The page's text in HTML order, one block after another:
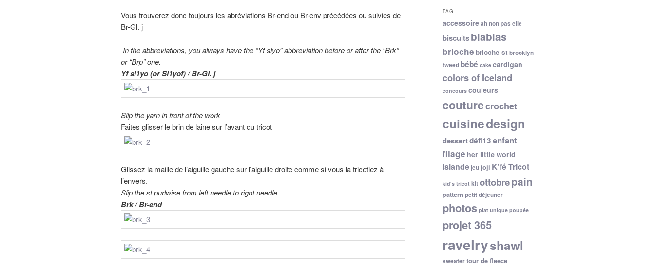
Vous trouverez donc toujours les abréviations Br-end ou Br-env précédées ou suivies de
Br-Gl. j
In the abbreviations, you always have the “Yf slyo” abbreviation before or after the “Brk”
or “Brp” one.
Yf sl1yo (or Sl1yof) / Br-Gl. j
Slip the yarn in front of the work
Faites glisser le brin de laine sur l’avant du tricot
Glissez la maille de l’aiguille gauche sur l’aiguille droite comme si vous la tricotiez à
l’envers.
Slip the st purlwise from left needle to right needle.
Brk / Br-end
TAG
accessoireah non pas elle
biscuitsblablas
brioche brioche st brooklyn
tweed bébé cake cardigan
colors of Iceland
concours couleurs
couturecrochet
cuisinedesign
dessertdéfi13enfant
filage her little world
islande jeu joji K'fé Tricot
kid's tricot kitottobrepain
pattern petit déjeuner
photos plat unique poupée
projet 365
ravelryshawl
sweatertour de fleece